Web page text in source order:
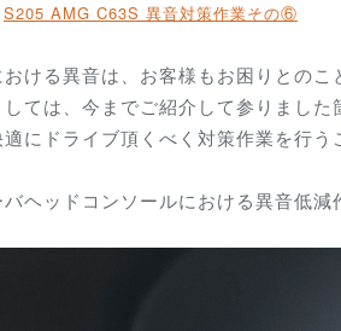
S205 AMG C63S 異音対策作業その⑥
ける異音は、お客様もお困りとの
ては、今までご紹介して参りまし
にドライブ頂くべく対策作業を行う
ヘッドコンソールにおける異音低減